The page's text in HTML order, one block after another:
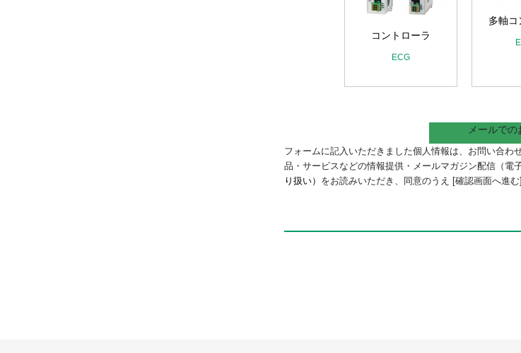
コントローラ
ECG
多軸コ
メールで
フォームに記入いただきました個人情報は、お問い合
品・サービスなどの情報提供・メールマガジン配信（電
り扱い） をお読みいただき、同意のうえ [確認画面へ進む